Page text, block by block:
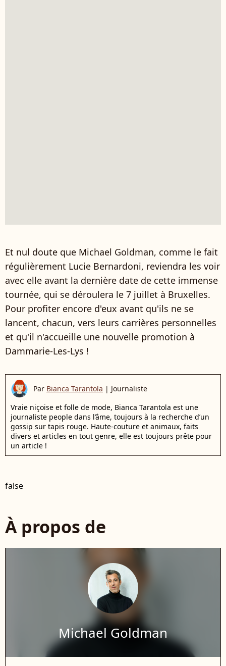
Et nul doute que Michael Goldman, comme le fait
régulièrement Lucie Bernardoni, reviendra les voir
avec elle avant la dernière date de cette immense
tournée, qui se déroulera le 7 juillet à Bruxelles.
Pour profiter encore d'eux avant qu'ils ne se
lancent, chacun, vers leurs carrières personnelles
et qu'il n'accueille une nouvelle promotion à
Dammarie-Les-Lys !
Par Bianca Tarantola | Journaliste
Vraie niçoise et folle de mode, Bianca Tarantola est une
journaliste people dans l’âme, toujours à la recherche d’un
gossip sur tapis rouge. Haute-couture et animaux, faits
divers et articles en tout genre, elle est toujours prête pour
un article !
false
À propos de
Michael Goldman